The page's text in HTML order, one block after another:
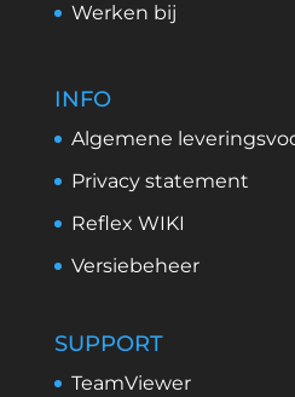
Werken bij
INFO
Algemene
Privacy statement
Reflex WIKI
Versiebeheer
SUPPORT
TeamViewer